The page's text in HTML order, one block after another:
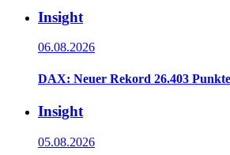
Insight
06.08.2026
DAX: Neuer Rekord 26.403 Punkte
Insight
05.08.2026